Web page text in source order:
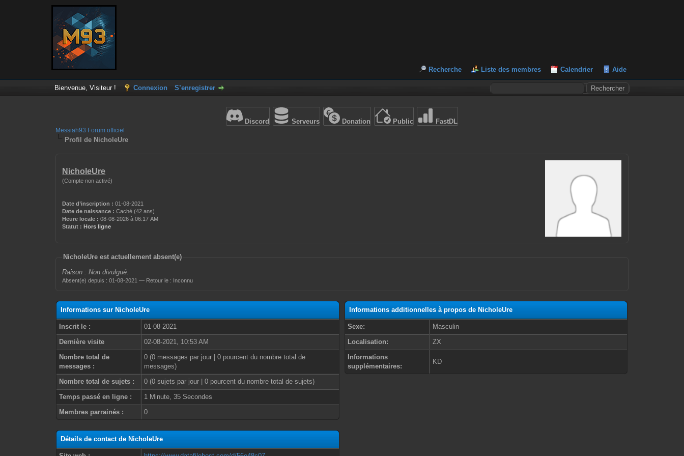
Recherche Liste des membres Calendrier Aide
Bienvenue, Visiteur ! Connexion S’enregistrer
Discord Serveurs Donation Public FastDL
Messiah93 Forum officiel
Profil de NicholeUre
NicholeUre
(Compte non activé)
Date d’inscription : 01-08-2021
Date de naissance : Caché (42 ans)
Heure locale : 08-08-2026 à 06:17 AM
Statut : Hors ligne
NicholeUre est actuellement absent(e)
Raison : Non divulgué.
Absent(e) depuis : 01-08-2021 — Retour le : Inconnu
Informations sur NicholeUre
Inscrit le :
01-08-2021
Dernière visite
02-08-2021, 10:53 AM
Nombre total de
messages :
0 (0 messages par jour | 0 pourcent du nombre total de
messages)
Nombre total de sujets :
0 (0 sujets par jour | 0 pourcent du nombre total de sujets)
Temps passé en ligne :
1 Minute, 35 Secondes
Membres parrainés :
0
Détails de contact de NicholeUre
Informations additionnelles à propos de NicholeUre
Sexe:
Masculin
Localisation:
ZX
Informations
supplémentaires:
KD